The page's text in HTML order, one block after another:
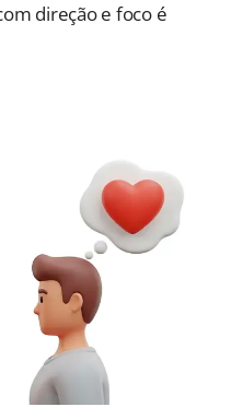
direção e foco é